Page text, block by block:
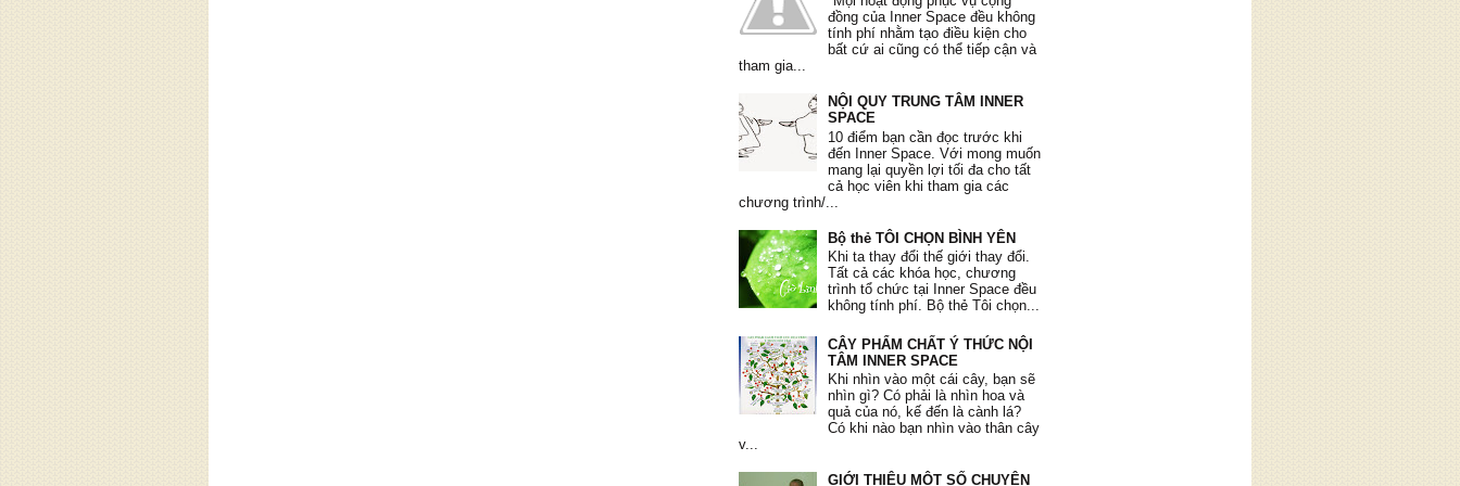
"Tôi thích ở khóa học Chiến Thắng Giận Dữ
này là nhận ra trách nhiệm của mình đối với
sức khỏe nội tâm của bản thân."
Phương Hoa, 36 tuổi
"Có thể áp dụng bài học vào thực tế hàng
ngày."
Thu Hà, 38 tuổi
đồng của Inner Space đều không
tính phí nhằm tạo điều kiện cho
bất cứ ai cũng có thể tiếp cận và
tham gia...
NỘI QUY TRUNG TÂM INNER
SPACE
10 điểm bạn cần đọc trước khi
đến Inner Space. Với mong muốn
mang lại quyền lợi tối đa cho tất
cả học viên khi tham gia các
chương trình/...
Bộ thẻ TÔI CHỌN BÌNH YÊN
Khi ta thay đổi thế giới thay đổi.
Tất cả các khóa học, chương
trình tổ chức tại Inner Space đều
không tính phí. Bộ thẻ Tôi chọn...
CÂY PHẨM CHẤT Ý THỨC NỘI
TÂM INNER SPACE
Khi nhìn vào một cái cây, bạn sẽ
nhìn gì? Có phải là nhìn hoa và
quả của nó, kế đến là cành lá?
Có khi nào bạn nhìn vào thân cây
v...
GIỚI THIỆU MỘT SỐ CHUYÊN